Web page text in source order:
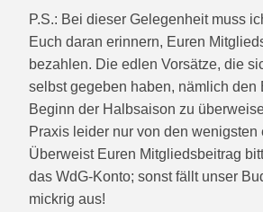
P.S.: Bei dieser Gelegenheit muss
Euch daran erinnern, Euren
bezahlen. Die edlen Vorsätze, die
selbst gegeben haben, nämlich den
Beginn der Halbsaison zu
Praxis leider nur von den wenigsten
Überweist Euren Mitgliedsbeitrag
das WdG-Konto; sonst fällt unser
mickrig aus!